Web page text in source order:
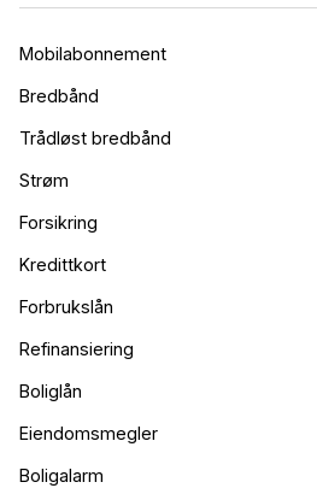
Mobilabonnement
Bredbånd
Trådløst bredbånd
Strøm
Forsikring
Kredittkort
Forbrukslån
Refinansiering
Boliglån
Eiendomsmegler
Boligalarm